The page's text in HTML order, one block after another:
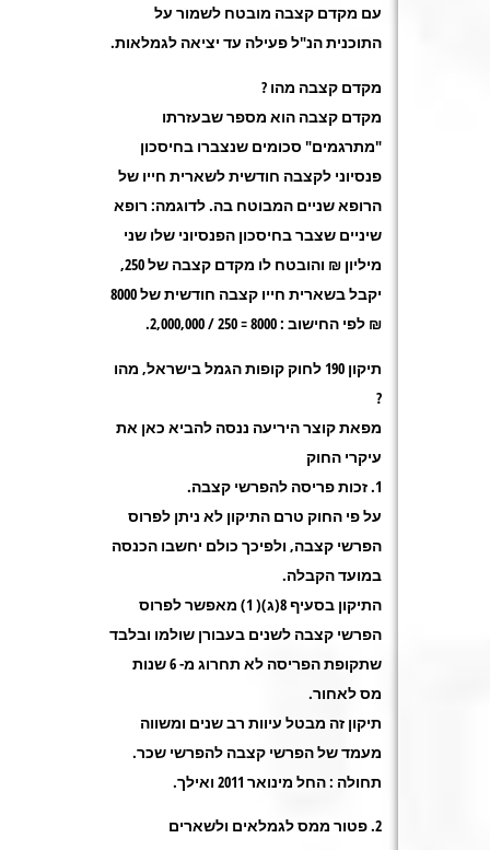
עם מקדם קצבה מובטח לשמור על
התוכנית הנ"ל פעילה עד יציאה לגמלאות.
מקדם קצבה מהו ?
מקדם קצבה הוא מספר שבעזרתו
"מתרגמים" סכומים שנצברו בחיסכון
פנסיוני לקצבה חודשית לשארית חייו של
הרופא שניים המבוטח בה. לדוגמה: רופא
שיניים שצבר בחיסכון הפנסיוני שלו שני
מיליון ₪ והובטח לו מקדם קצבה של 250,
יקבל בשארית חייו קצבה חודשית של 8000
₪ לפי החישוב : 8000 = 250 / 2,000,000
.
תיקון 190 לחוק קופות הגמל בישראל, מהו
?
מפאת קוצר היריעה ננסה להביא כאן את
עיקרי החוק
1. זכות פריסה להפרשי קצבה.
על פי החוק טרם התיקון לא ניתן לפרוס
הפרשי קצבה, ולפיכך כולם יחשבו הכנסה
במועד הקבלה.
התיקון בסעיף 8(ג)( 1) מאפשר לפרוס
הפרשי קצבה לשנים בעבורן שולמו ובלבד
שתקופת הפריסה לא תחרוג מ- 6 שנות
מס לאחור.
תיקון זה מבטל עיוות רב שנים ומשווה
מעמד של הפרשי קצבה להפרשי שכר.
תחולה : החל מינואר 2011 ואילך
.
פטור ממס לגמלאים ולשארים